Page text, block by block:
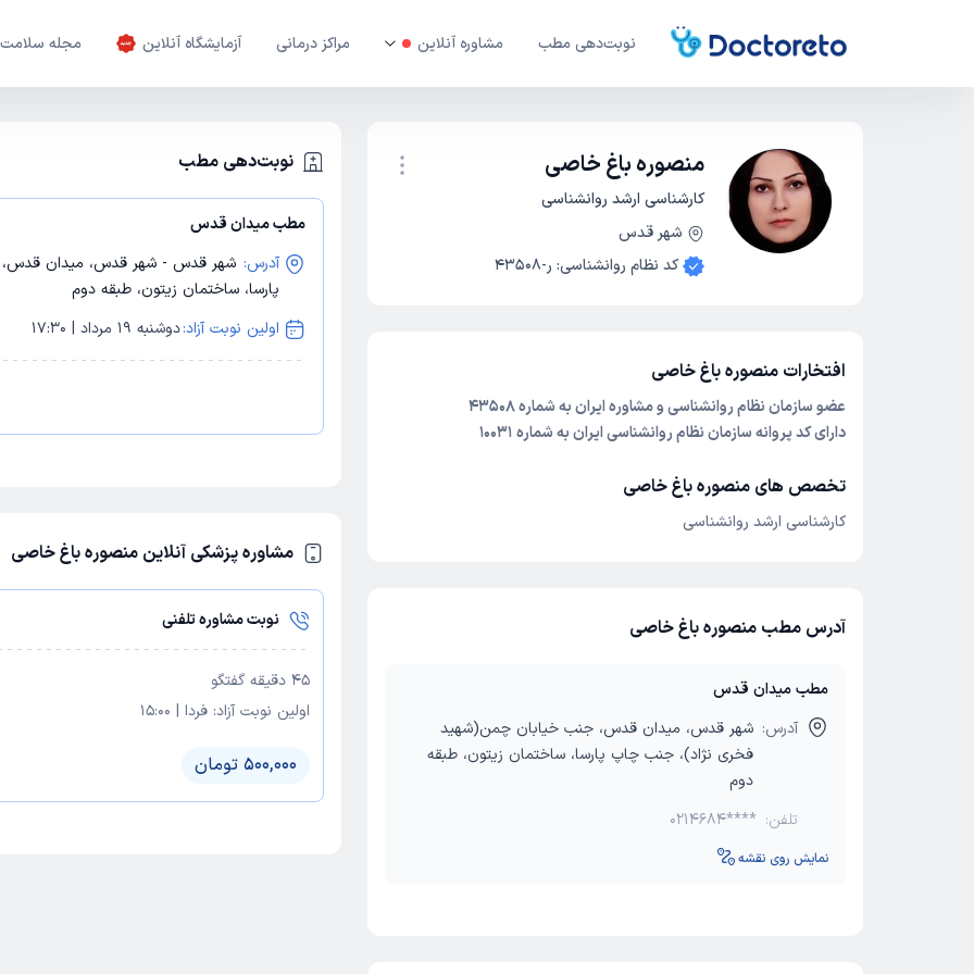
نوبت‌دهی مطب مشاوره آنلاین مراکز درمانی آزمایشگاه آنلاین مجله سلامت
منصوره باغ خاصی
کارشناسی ارشد روانشناسی
شهر قدس
کد نظام روانشناسی: ر-43508
نوبت‌دهی مطب
مطب میدان قدس
آدرس: شهر قدس - شهر قدس، میدان قدس،
پارسا، ساختمان زیتون، طبقه دوم
اولین نوبت آزاد:دوشنبه 19 مرداد | 17:30
مشاوره پزشکی آنلاین منصوره باغ خاصی
نوبت مشاوره تلفنی
45 دقیقه گفتگو
اولین نوبت آزاد: فردا |
15:00
500,000 تومان
افتخارات منصوره باغ خاصی
عضو سازمان نظام روانشناسی و مشاوره ایران به شماره 43508
دارای کد پروانه سازمان نظام روانشناسی ایران به شماره 10031
تخصص های منصوره باغ خاصی
کارشناسی ارشد روانشناسی
آدرس مطب منصوره باغ خاصی
مطب میدان قدس
آدرس: شهر قدس، میدان قدس، جنب خیابان چمن(شهید
فخری نژاد)، جنب چاپ پارسا، ساختمان زیتون، طبقه
دوم
تلفن: 0214684****
نمایش روی نقشه